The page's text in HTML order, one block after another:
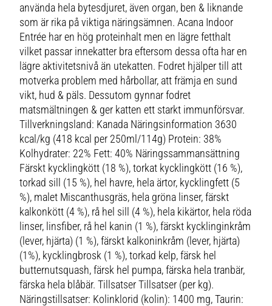
använda hela bytesdjuret, även organ, ben & liknande
som är rika på viktiga näringsämnen. Acana Indoor
Entrée har en hög proteinhalt men en lägre fetthalt
vilket passar innekatter bra eftersom dessa ofta har en
lägre aktivitetsnivå än utekatten. Fodret hjälper till att
motverka problem med hårbollar, att främja en sund
vikt, hud & päls. Dessutom gynnar fodret
matsmältningen & ger katten ett starkt immunförsvar.
Tillverkningsland: Kanada Näringsinformation 3630
kcal/kg (418 kcal per 250ml/114g) Protein: 38%
Kolhydrater: 22% Fett: 40% Näringssammansättning
Färskt kycklingkött (18 %), torkat kycklingkött (16 %),
torkad sill (15 %), hel havre, hela ärtor, kycklingfett (5
%), malet Miscanthusgräs, hela gröna linser, färskt
kalkonkött (4 %), rå hel sill (4 %), hela kikärtor, hela röda
linser, linsfiber, rå hel kanin (1 %), färskt kycklinginkråm
(lever, hjärta) (1 %), färskt kalkoninkråm (lever, hjärta)
(1%), kycklingbrosk (1 %), torkad kelp, färsk hel
butternutsquash, färsk hel pumpa, färska hela tranbär,
färska hela blåbär. Tillsatser Tillsatser (per kg).
Näringstillsatser: Kolinklorid (kolin): 1400 mg, Taurin: